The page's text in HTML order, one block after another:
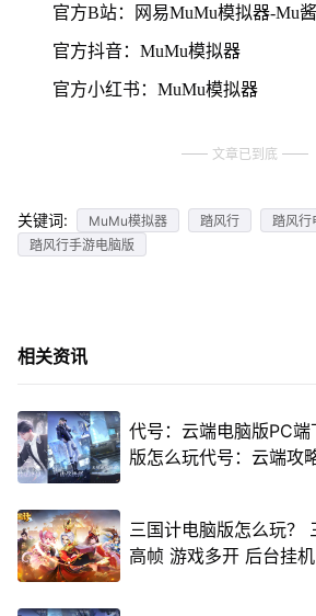
官方B站：网易MuMu模拟器-Mu酱
官方抖音：MuMu模拟器
官方小红书：MuMu模拟器
文章已到底
关键词: MuMu模拟器 踏风行 踏风行
踏风行手游电脑版
相关资讯
代号：云端电脑版PC
版怎么玩代号：云端攻
三国计电脑版怎么玩？
高帧 游戏多开 后台挂